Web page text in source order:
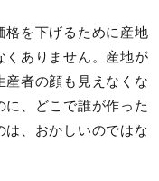
格を下げるために産地
くありません。産地が
産者の顔も見えなくな
に、どこで誰が作った
は、おかしいのではな